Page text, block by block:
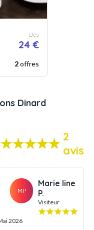
Dès
24 €
2offres
Dinard
2
avis
MP
Marie line
P.
Visiteur
2026